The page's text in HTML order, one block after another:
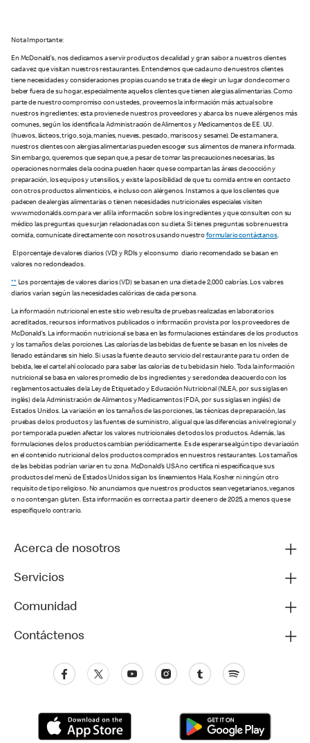
Nota Importante:
En McDonald’s, nos dedicamos a servir productos de calidad y gran sabor a nuestros clientes
cada vez que visitan nuestros restaurantes. Entendemos que cada uno de nuestros clientes
tiene necesidades y consideraciones propias cuando se trata de elegir un lugar donde comer o
beber fuera de su hogar, especialmente aquellos clientes que tienen alergias alimentarias. Como
parte de nuestro compromiso con ustedes, proveemos la información más actual sobre
nuestros ingredientes; esta proviene de nuestros proveedores y abarca los nueve alérgenos más
comunes, según los identifica la Administración de Alimentos y Medicamentos de EE. UU.
(huevos, lácteos, trigo, soja, maníes, nueves, pescado, mariscos y sesame). De esta manera,
nuestros clientes con alergias alimentarias pueden escoger sus alimentos de manera informada.
Sin embargo, queremos que sepan que, a pesar de tomar las precauciones necesarias, las
operaciones normales de la cocina pueden hacer que se compartan las áreas de cocción y
preparación, los equipos y utensilios, y existe la posibilidad de que tu comida entre en contacto
con otros productos alimenticios, e incluso con alérgenos. Instamos a que los clientes que
padecen de alergias alimentarias o tienen necesidades nutricionales especiales visiten
www.mcdonalds.com para ver allí la información sobre los ingredientes y que consulten con su
médico las preguntas que surjan relacionadas con su dieta. Si tienes preguntas sobre nuestra
comida, comunícate directamente con nosotros usando nuestroformulario contáctanos.
El porcentaje de valores diarios (VD) y RDIs y el consumo diario recomendado se basan en
valores no redondeados.
**Los porcentajes de valores diarios (VD) se basan en una dieta de 2,000 calorías. Los valores
diarios varían según las necesidades calóricas de cada persona.
La información nutricional en este sitio web resulta de pruebas realizadas en laboratorios
acreditados, recursos informativos publicados o información provista por los proveedores de
McDonald’s. La información nutricional se basa en las formulaciones estándares de los productos
y los tamaños de las porciones. Las calorías de las bebidas de fuente se basan en los niveles de
llenado estándares sin hielo. Si usas la fuente de auto servicio del restaurante para tu orden de
bebida, lee el cartel ahí colocado para saber las calorías de tu bebida sin hielo. Toda la información
nutricional se basa en valores promedio de los ingredientes y se redondea de acuerdo con los
reglamentos actuales de la Ley de Etiquetado y Educación Nutricional (NLEA, por sus siglas en
inglés) de la Administración de Alimentos y Medicamentos (FDA, por sus siglas en inglés) de
Estados Unidos. La variación en los tamaños de las porciones, las técnicas de preparación, las
pruebas de los productos y las fuentes de suministro, al igual que las diferencias a nivel regional y
por temporada pueden afectar los valores nutricionales de todos los productos. Además, las
formulaciones de los productos cambian periódicamente. Es de esperarse algún tipo de variación
en el contenido nutricional de los productos comprados en nuestros restaurantes. Los tamaños
de las bebidas podrían variar en tu zona. McDonald’s USA no certifica ni especifica que sus
productos del menú de Estados Unidos sigan los lineamientos Hala, Kosher ni ningún otro
requisito de tipo religioso. No anunciamos que nuestros productos sean vegetarianos, veganos
o no contengan gluten. Esta información es correcta a partir de enero de 2025, a menos que se
especifique lo contrario.
Acerca de nosotros
Servicios
Comunidad
Contáctenos